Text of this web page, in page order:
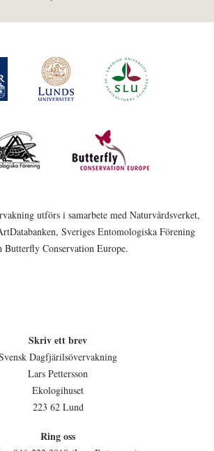
utförs i samarbete med Naturvårdsverket,
Sveriges Entomologiska Förening
Butterfly Conservation Europe.
Skriv ett brev
Dagfjärilsövervakning
Lars Pettersson
Ekologihuset
223 62 Lund
Ring oss